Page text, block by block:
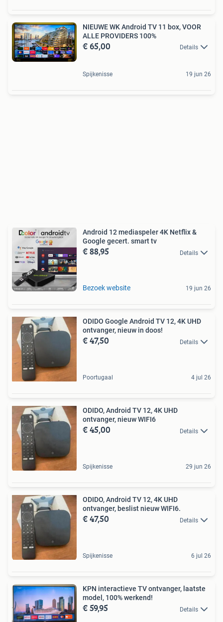
NIEUWE WK Android TV 11 box, VOOR
ALLE PROVIDERS 100%
€ 65,00 Details
Spijkenisse 19 jun 26
Android 12 mediaspeler 4K Netflix &
Google gecert. smart tv
€ 88,95 Details
Bezoek website 19 jun 26
ODIDO Google Android TV 12, 4K UHD
ontvanger, nieuw in doos!
€ 47,50 Details
Poortugaal 4 jul 26
ODIDO, Android TV 12, 4K UHD
ontvanger, nieuw WIFI6
€ 45,00 Details
Spijkenisse 29 jun 26
ODIDO, Android TV 12, 4K UHD
ontvanger, beslist nieuw WIFI6.
€ 47,50 Details
Spijkenisse 6 jul 26
KPN interactieve TV ontvanger, laatste
model, 100% werkend!
€ 59,95 Details